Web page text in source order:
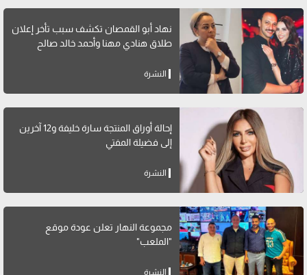
نهاد أبو القمصان تكشف سبب تأخر إعلان
طلاق هنادي مهنا وأحمد خالد صالح
النشرة
إحالة أوراق المنتجة سارة خليفة و12 آخرين
إلى فضيلة المفتي
النشرة
مجموعة النهار تعلن عودة موقع
"الملعب"
النشرة